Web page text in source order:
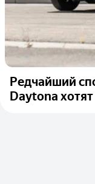
Редчайший
Daytona